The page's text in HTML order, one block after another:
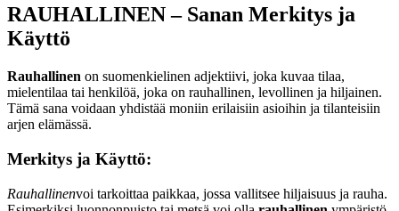
RAUHALLINEN – Sanan Merkitys ja
Käyttö
Rauhallinen on suomenkielinen adjektiivi, joka kuvaa tilaa,
mielentilaa tai henkilöä, joka on rauhallinen, levollinen ja hiljainen.
Tämä sana voidaan yhdistää moniin erilaisiin asioihin ja tilanteisiin
arjen elämässä.
Merkitys ja Käyttö:
Rauhallinenvoi tarkoittaa paikkaa, jossa vallitsee hiljaisuus ja rauha.